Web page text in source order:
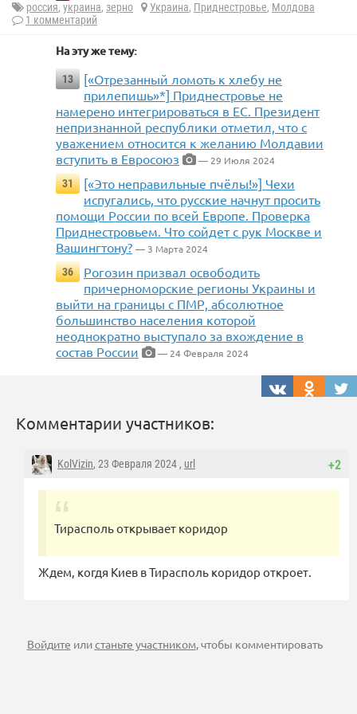
россия, украина, зерно Украина, Приднестровье, Молдова
1 комментарий
На эту же тему:
13
[«Отрезанный ломоть к хлебу не
прилепишь»*] Приднестровье не
намерено интегрироваться в ЕС. Президент
непризнанной республики отметил, что с
уважением относится к желанию Молдавии
вступить в Евросоюз
— 29 Июля 2024
31
[«Это неправильные пчёлы!»] Чехи
испугались, что русские начнут просить
помощи России по всей Европе. Проверка
Приднестровьем. Что сойдет с рук Москве и
Вашингтону? — 3 Марта 2024
36
Рогозин призвал освободить
причерноморские регионы Украины и
выйти на границы с ПМР, абсолютное
большинство населения которой
неоднократно выступало за вхождение в
состав России
— 24 Февраля 2024
Комментарии участников:
+2
KolVizin, 23 Февраля 2024 , url
Тирасполь открывает коридор
Ждем, когдя Киев в Тирасполь коридор откроет.
Войдите илистаньте участником, чтобы комментировать